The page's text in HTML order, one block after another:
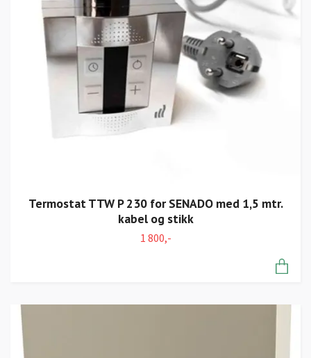
Termostat TTW P 230 for SENADO med 1,5 mtr.
kabel og stikk
1 800,-